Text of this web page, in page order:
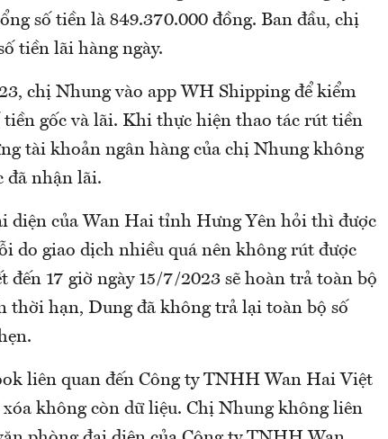
số tiền là 849.370.000 đồng. Ban đầu, chị
tiền lãi hàng ngày.
chị Nhung vào app WH Shipping để kiểm
gốc và lãi. Khi thực hiện thao tác rút tiền
tài khoản ngân hàng của chị Nhung không
đã nhận lãi.
diện của Wan Hai tỉnh Hưng Yên hỏi thì được
do giao dịch nhiều quá nên không rút được
17 giờ ngày 15/7/2023 sẽ hoàn trả toàn bộ
thời hạn, Dung đã không trả lại toàn bộ số
liên quan đến Công ty TNHH Wan Hai Việt
không còn dữ liệu. Chị Nhung không liên